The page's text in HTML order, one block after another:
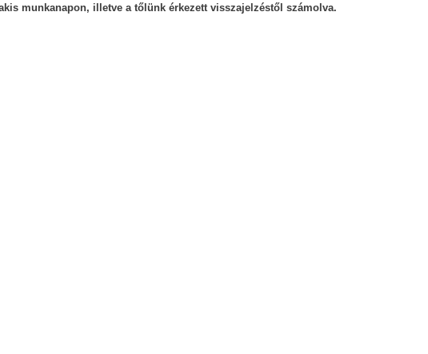
munkanapon, illetve a tőlünk érkezett visszajelzéstől számolva.